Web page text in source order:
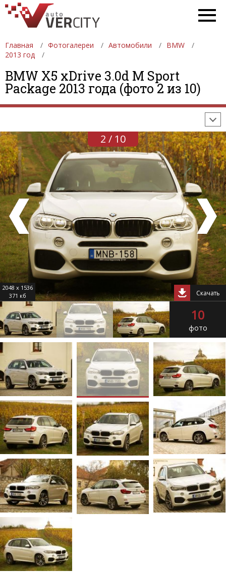
Главная Фотогалереи Автомобили
BMW
2013 год
BMW X5 xDrive 3.0d M Sport
Package 2013 года (фото 2 из 10)
ФОТОГАЛЕРЕИ АВТОМОБИЛИ
ДЕВУШКИ
АВТОСАЛОНЫ
ФОРМУЛА-1
2 / 10
2048 x 1536
371 кб
Скачать
10
фото